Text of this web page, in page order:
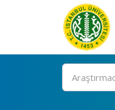
Ara